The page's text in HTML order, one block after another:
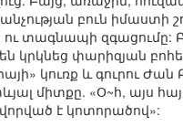
բուն իմաստի
տագնապի զգացումը:
կրկնեց փարիզյան
կուռք և գուրու Ժան
միտքը. «Օ~հ, այս
է կոտորածով»: